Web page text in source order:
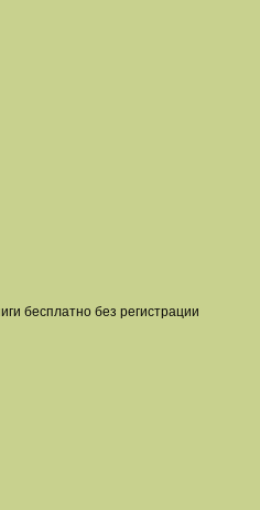
бесплатно без регистрации